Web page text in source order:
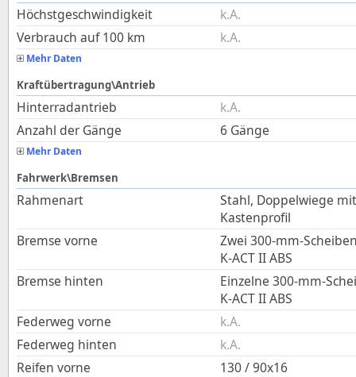
Höchstgeschwindigkeit
k.A.
Verbrauch auf 100 km
k.A.
Mehr Daten
Kraftübertragung\Antrieb
Hinterradantrieb
k.A.
Anzahl der Gänge
6 Gänge
Mehr Daten
Fahrwerk\Bremsen
Rahmenart
Stahl, Doppelwiege
Kastenprofil
Bremse vorne
Zwei 300-mm-
K-ACT II ABS
Bremse hinten
Einzelne 300-mm-
K-ACT II ABS
Federweg vorne
k.A.
Federweg hinten
k.A.
Reifen vorne
130 / 90x16